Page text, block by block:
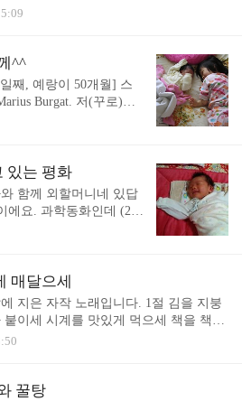
랐답니다. 벌써 조합의
꾼이 모를 거에요" 예랑
다 보면 마치 한편의
답니다. 오른쪽에 보
있네요. ^^ 2011년 4월
^^
째, 예랑이 50개월] 스
Burgat. 저(꾸로)를
랍니다. 일 때문에 바쁜
는 휴식공간입니다. 예
고 토끼 얼굴을 만들었
(이 날 올림픽공원에는
집으로 오는 지하철역
에요. 2011년 4월 3일
있는 평화
함께 외할머니네 있답
에요. 과학동화인데 (2학
랑이가 재밌게 읽고 있
워요~! 2011년 2월 24
매달으세
지은 자작 노래입니다. 1절 김을 지붕
이세 시계를 맛있게 먹으세 책을 책꽂
짜서 수건을 밭에 심으세 물을 짜서
------------- # 아빠의 말 세로 끝나도록
꿀탕